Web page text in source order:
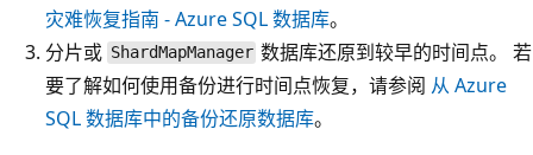
灾难恢复指南 - Azure SQL 数据库。
分片或 ShardMapManager 数据库还原到较早的时间点。 若
要了解如何使用备份进行时间点恢复，请参阅 从 Azure
SQL 数据库中的备份还原数据库。